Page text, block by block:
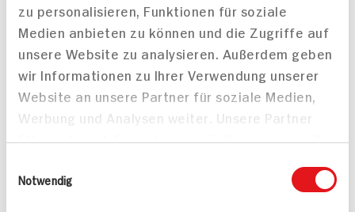
zu personalisieren, Funktionen für soziale
Medien anbieten zu können und die Zugriffe auf
unsere Website zu analysieren. Außerdem geben
wir Informationen zu Ihrer Verwendung unserer
Website an unsere Partner für soziale Medien,
Werbung und Analysen weiter. Unsere Partner
führen diese Informationen möglicherweise mit
bereitgestellt haben oder die sie im Rahmen
Notwendig
Kabeljau Rückenfilet
auf Spinat Linsen
Linsen-Rote Beete Salat
mit Valess
Steakstreifen
449 kcal p. Portion